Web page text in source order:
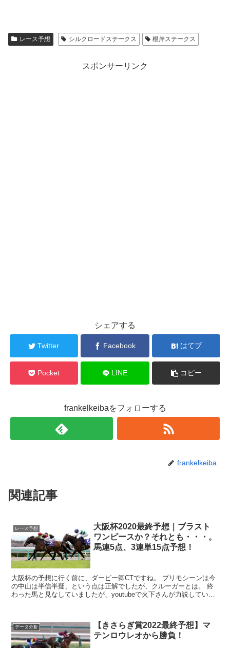
レース予想 シルクロードステークス 根岸ステークス
スポンサーリンク
シェアする
Twitter Facebook はてブ
Pocket LINE コピー
frankelkeibaをフォローする
frankelkeiba
関連記事
レース予想
大阪杯2020最終予想｜ブラスト
ワンピースか？それとも・・・。
馬連5点、3連単15点予想！
大阪杯の予想に行く前に、ダービー卿CTですね。 プリモシーンは今
の中山は半信半疑、という点は正解でしたが、クルーガーとは。 終
わった馬と見なしていましたが、youtubeで火下さんが力説していた
データ分析
【きさらぎ賞2022最終予想】マ
テンロウレオから勝負！